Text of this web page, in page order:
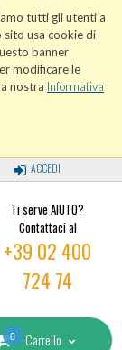
tutti gli utenti a
sito usa cookie di
banner
modificare le
nostra Informativa
ACCEDI
Ti serve AIUTO?
Contattaci al
+39 02 400
724 74
0 Carrello